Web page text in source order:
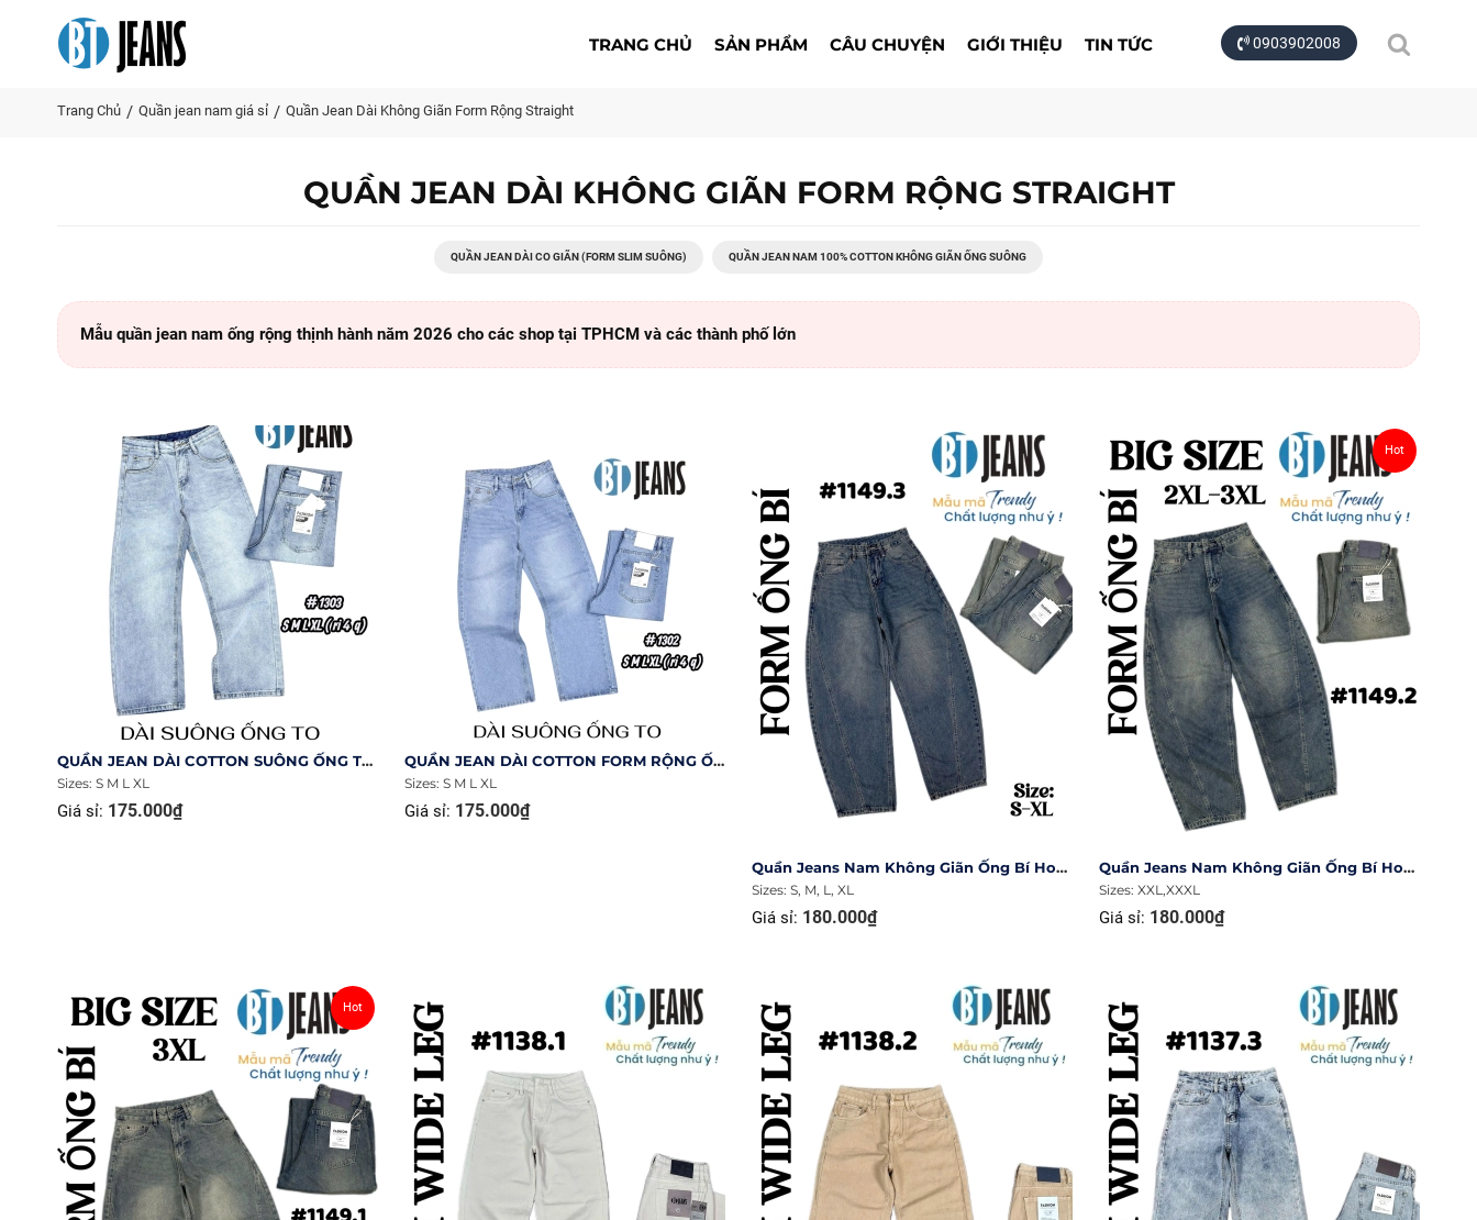
0903902008
TRANG CHỦ SẢN PHẨM CÂU CHUYỆN GIỚI THIỆU TIN TỨC
Trang Chủ Quần jean nam giá sỉ Quần Jean Dài Không Giãn Form Rộng Straight
QUẦN JEAN DÀI KHÔNG GIÃN FORM RỘNG STRAIGHT
QUẦN JEAN DÀI CO GIÃN (FORM SLIM SUÔNG) QUẦN JEAN NAM 100% COTTON KHÔNG GIÃN ỐNG SUÔNG
Mẫu quần jean nam ống rộng thịnh hành năm 2026 cho các shop tại TPHCM và các thành phố lớn
QUẦN JEAN DÀI COTTON SUÔNG ỐNG TO MÀU XANH WASH MS 1303
Sizes: S M L XL
Giá sỉ: 175.000₫
QUẦN JEAN DÀI COTTON FORM RỘNG ỐNG TO MÀU XANH WASH BẠC MS 1302
Sizes: S M L XL
Giá sỉ: 175.000₫
Quần Jeans Nam Không Giãn Ống Bí Hot Trend #1149.3
Sizes: S, M, L, XL
Giá sỉ: 180.000₫
Hot
Quần Jeans Nam Không Giãn Ống Bí Hot Trend #1149.2
Sizes: XXL,XXXL
Giá sỉ: 180.000₫
Hot